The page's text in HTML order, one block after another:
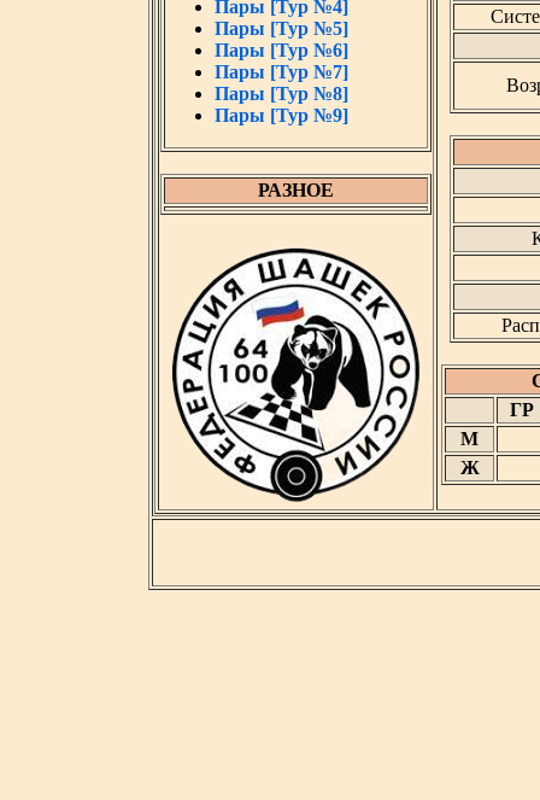
Пары [Тур №4]
Пары [Тур №5]
Пары [Тур №6]
Пары [Тур №7]
Пары [Тур №8]
Пары [Тур №9]
РАЗНОЕ
ГР
М
Ж